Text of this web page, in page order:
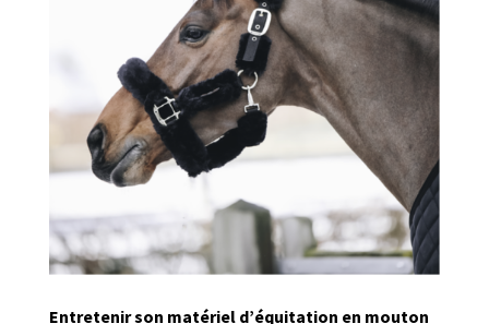
Entretenir son matériel d’équitation en mouton